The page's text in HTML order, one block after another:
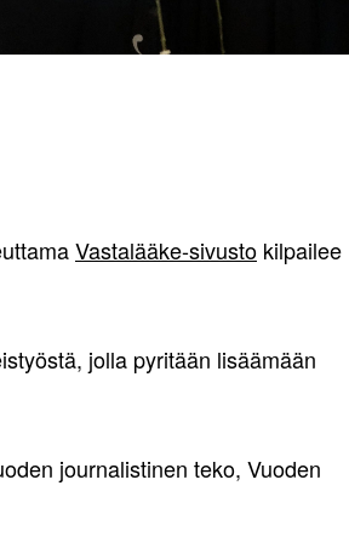
Vastalääke-sivusto kilpailee
jolla pyritään lisäämään
journalistinen teko, Vuoden